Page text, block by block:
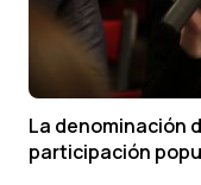
La denominación
participación